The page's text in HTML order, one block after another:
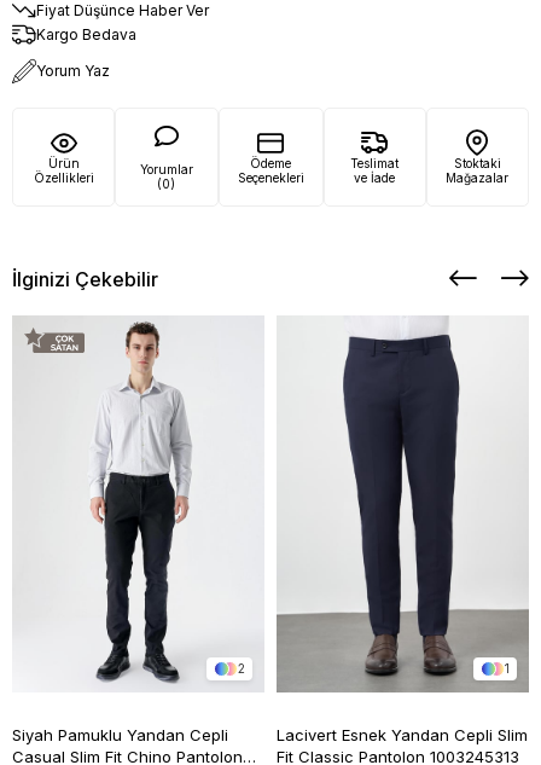
Fiyat Düşünce Haber Ver
Kargo Bedava
Yorum Yaz
Ürün
Özellikleri
Yorumlar
(0)
Ödeme
Seçenekleri
Teslimat
ve İade
Stoktaki
Mağazalar
İlginizi Çekebilir
2
Siyah Pamuklu Yandan Cepli
Casual Slim Fit Chino Pantolon
1
Lacivert Esnek Yandan Cepli Slim
Fit Classic Pantolon 1003245313